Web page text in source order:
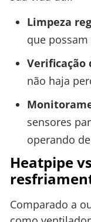
Limpeza
que
Verificação
não haja
sensores
operando
Heatpipe
Comparado a